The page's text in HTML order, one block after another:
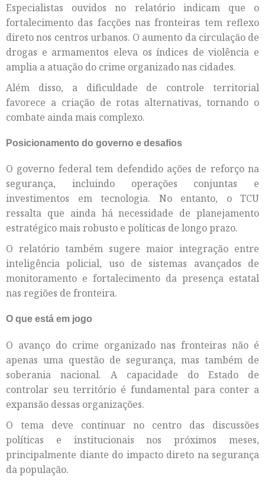
Especialistas ouvidos no relatório indicam que o
fortalecimento das facções nas fronteiras tem reflexo
direto nos centros urbanos. O aumento da circulação de
drogas e armamentos eleva os índices de violência e
amplia a atuação do crime organizado nas cidades.
Além disso, a dificuldade de controle territorial
favorece a criação de rotas alternativas, tornando o
combate ainda mais complexo.
Posicionamento do governo e desafios
O governo federal tem defendido ações de reforço na
segurança, incluindo operações conjuntas e
investimentos em tecnologia. No entanto, o TCU
ressalta que ainda há necessidade de planejamento
estratégico mais robusto e políticas de longo prazo.
O relatório também sugere maior integração entre
inteligência policial, uso de sistemas avançados de
monitoramento e fortalecimento da presença estatal
nas regiões de fronteira.
O que está em jogo
O avanço do crime organizado nas fronteiras não é
apenas uma questão de segurança, mas também de
soberania nacional. A capacidade do Estado de
controlar seu território é fundamental para conter a
expansão dessas organizações.
O tema deve continuar no centro das discussões
políticas e institucionais nos próximos meses,
principalmente diante do impacto direto na segurança
da população.